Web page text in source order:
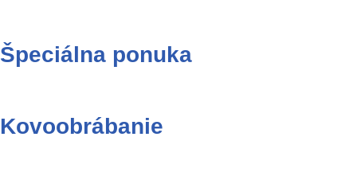
Špeciálna ponuka
Kovoobrábanie